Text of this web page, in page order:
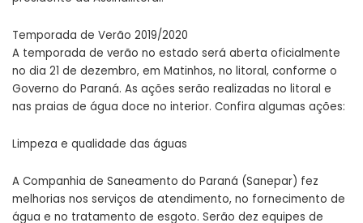
Temporada de Verão 2019/2020
A temporada de verão no estado será aberta oficialmente
no dia 21 de dezembro, em Matinhos, no litoral, conforme o
Governo do Paraná. As ações serão realizadas no litoral e
nas praias de água doce no interior. Confira algumas ações:
Limpeza e qualidade das águas
A Companhia de Saneamento do Paraná (Sanepar) fez
melhorias nos serviços de atendimento, no fornecimento de
água e no tratamento de esgoto. Serão dez equipes de